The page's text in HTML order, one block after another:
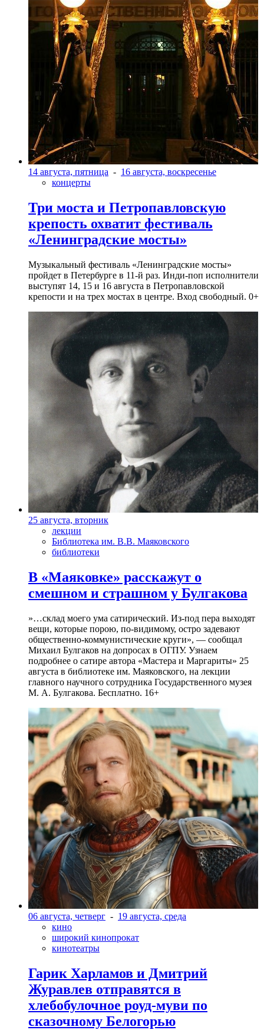
14 августа, пятница - 16 августа, воскресенье
концерты
Три моста и Петропавловскую
крепость охватит фестиваль
«Ленинградские мосты»
Музыкальный фестиваль «Ленинградские мосты»
пройдет в Петербурге в 11-й раз. Инди-поп исполнители
выступят 14, 15 и 16 августа в Петропавловской
крепости и на трех мостах в центре. Вход свободный. 0+
25 августа, вторник
лекции
Библиотека им. В.В. Маяковского
библиотеки
В «Маяковке» расскажут о
смешном и страшном у Булгакова
»…склад моего ума сатирический. Из-под пера выходят
вещи, которые порою, по-видимому, остро задевают
общественно-коммунистические круги», — сообщал
Михаил Булгаков на допросах в ОГПУ. Узнаем
подробнее о сатире автора «Мастера и Маргариты» 25
августа в библиотеке им. Маяковского, на лекции
главного научного сотрудника Государственного музея
М. А. Булгакова. Бесплатно. 16+
06 августа, четверг - 19 августа, среда
кино
широкий кинопрокат
кинотеатры
Гарик Харламов и Дмитрий
Журавлев отправятся в
хлебобулочное роуд-муви по
сказочному Белогорью